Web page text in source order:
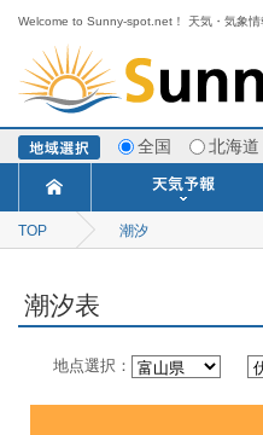
Welcome to Sunny-spot.net！ 天気・気象情
全国 北海道
今日明日の天気
ポイント予報
週間天気予報
寒・暖候期予報
TOP 潮汐
潮汐表
地点選択：